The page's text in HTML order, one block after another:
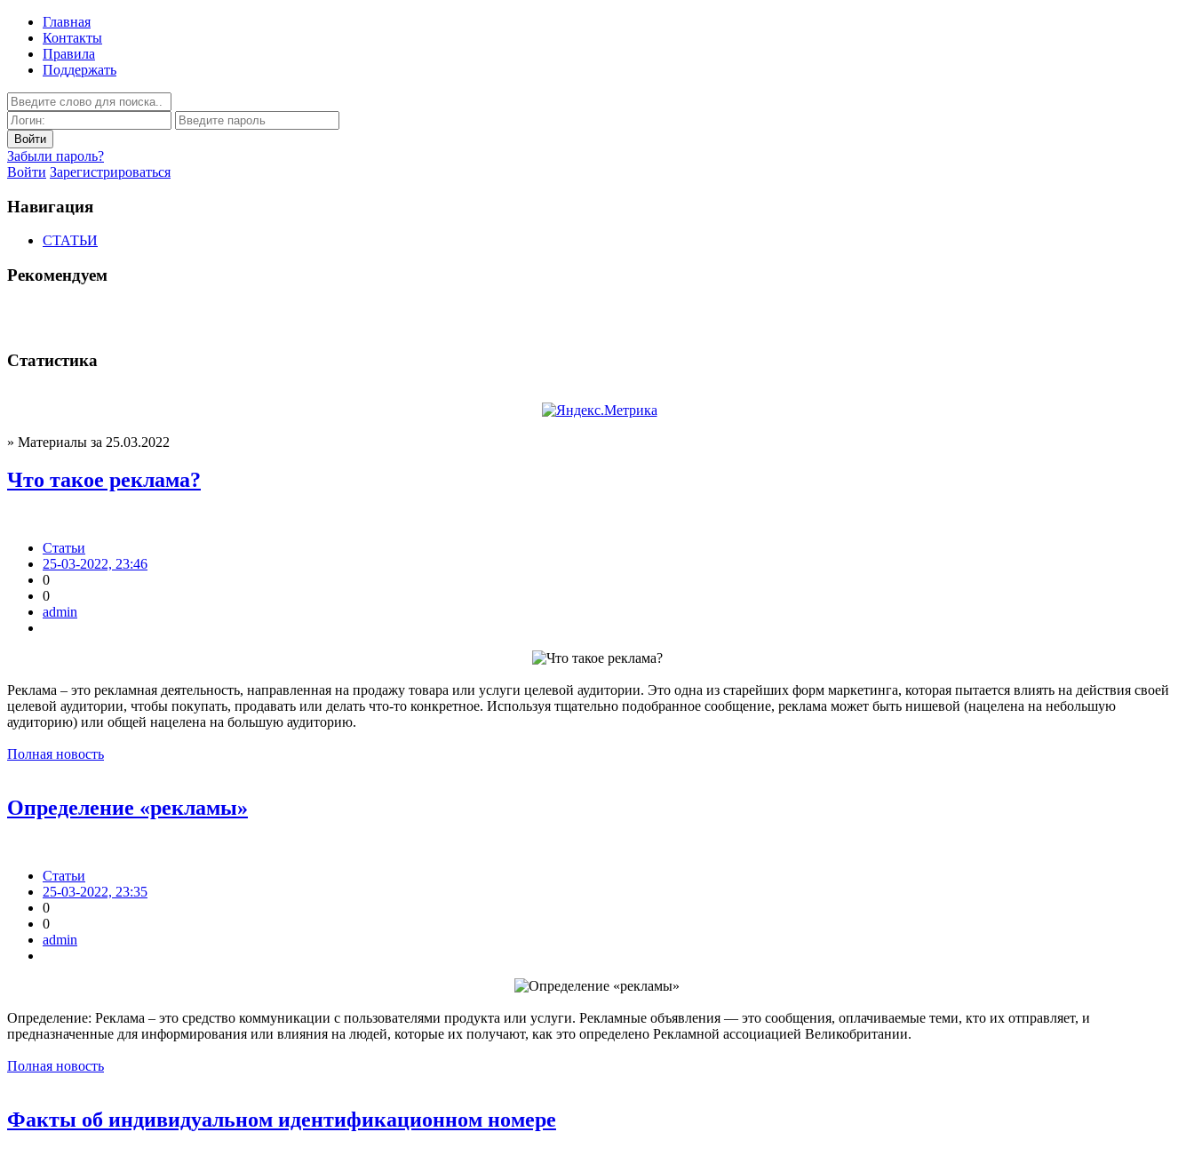
Главная
Контакты
Правила
Поддержать
Забыли пароль?
Войти Зарегистрироваться
Навигация
СТАТЬИ
Рекомендуем
Статистика
» Материалы за 25.03.2022
Что такое реклама?
Статьи
25-03-2022, 23:46
0
0
admin
Реклама – это рекламная деятельность, направленная на продажу товара или услуги целевой аудитории. Это одна из старейших форм маркетинга, которая пытается влиять на действия своей
целевой аудитории, чтобы покупать, продавать или делать что-то конкретное. Используя тщательно подобранное сообщение, реклама может быть нишевой (нацелена на небольшую
аудиторию) или общей нацелена на большую аудиторию.
Полная новость
Определение «рекламы»
Статьи
25-03-2022, 23:35
0
0
admin
Определение: Реклама – это средство коммуникации с пользователями продукта или услуги. Рекламные объявления — это сообщения, оплачиваемые теми, кто их отправляет, и
предназначенные для информирования или влияния на людей, которые их получают, как это определено Рекламной ассоциацией Великобритании.
Полная новость
Факты об индивидуальном идентификационном номере